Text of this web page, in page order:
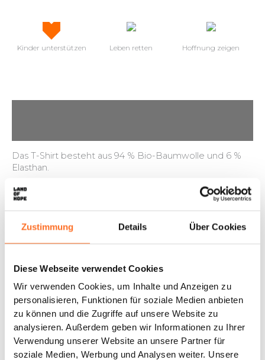
Zustimmung Details Über Cookies
Diese Webseite verwendet Cookies
Wir verwenden Cookies, um Inhalte und Anzeigen zu
personalisieren, Funktionen für soziale Medien anbieten
zu können und die Zugriffe auf unsere Website zu
analysieren. Außerdem geben wir Informationen zu Ihrer
Verwendung unserer Website an unsere Partner für
soziale Medien, Werbung und Analysen weiter. Unsere
Kinder unterstützen Leben retten Hoffnung zeigen
Das T-Shirt besteht aus 94 % Bio-Baumwolle und 6 %
Elasthan.
Das T-Shirt ist weich und behält seine Qualität auch
nach mehreren Wäschen, es hat eine gute Passform,
einfach eine Nummer größer als gewöhnlich.
Wenn Sie Ihr „Hope.“ T-Shirt tragen, senden Sie ein
eine starke Überlebenskraft. Wenn wir keine Hoffnung
haben, verlieren wir jeden Sinn im Leben. Denken Sie
nur daran, wie weit unsere Kinder im Land of Hope nach
den traumatischen Erfahrungen, die sie in ihrem frühen
Leben gemacht haben, gekommen sind. Ohne
Hoffnung hätten sie das nicht geschafft. Hoffnung ist